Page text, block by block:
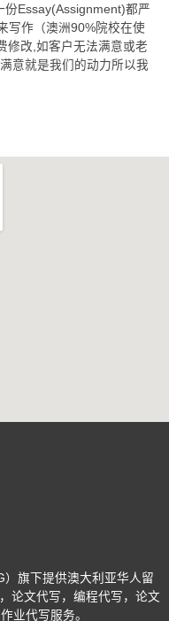
份Essay(Assignment)都严
写作（澳洲90%院校在使
修改,如客户无法满意或老
意就是我们的动力所以我
旗下提供澳大利亚华人留
论文代写，编程代写，论文
业代写服务。